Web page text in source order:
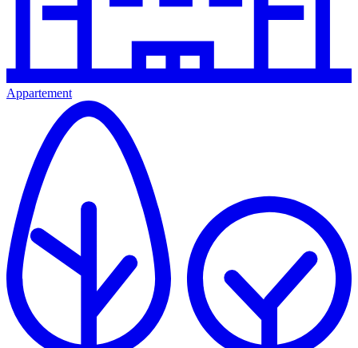
Appartement